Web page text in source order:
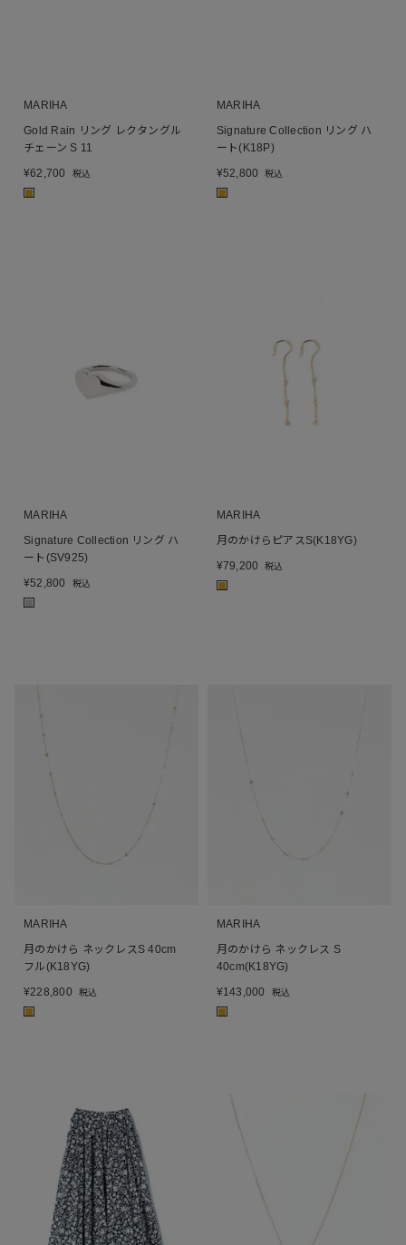
MARIHA
Gold Rain リング レクタングル
チェーン S 11
¥62,700 税込
MARIHA
Signature Collection リング ハ
ート(K18P)
¥52,800 税込
MARIHA
Signature Collection リング ハ
ート(SV925)
¥52,800 税込
■
MARIHA
月のかけらピアスS(K18YG)
¥79,200 税込
■
MARIHA
月のかけら ネックレスS 40cm
フル(K18YG)
¥228,800 税込
■
MARIHA
月のかけら ネックレス S
40cm(K18YG)
¥143,000 税込
■